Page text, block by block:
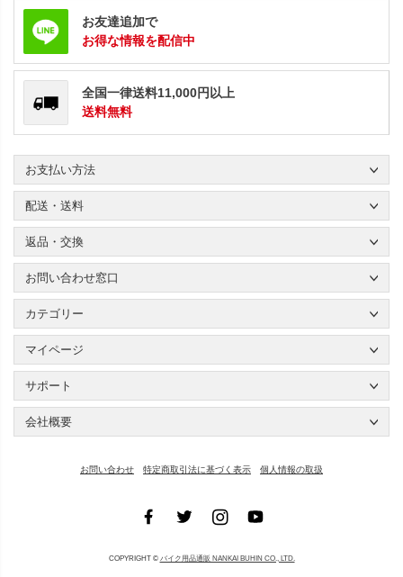
お友達追加で
お得な情報を配信中
全国一律送料11,000円以上
送料無料
お支払い方法
配送・送料
返品・交換
お問い合わせ窓口
カテゴリー
マイページ
サポート
会社概要
お問い合わせ 特定商取引法に基づく表示 個人情報の取扱
COPYRIGHT © バイク用品通販 NANKAI BUHIN CO., LTD.